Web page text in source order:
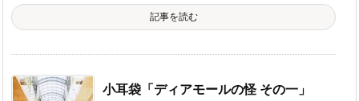
記事を読む
小耳袋「ディアモールの怪 その一」